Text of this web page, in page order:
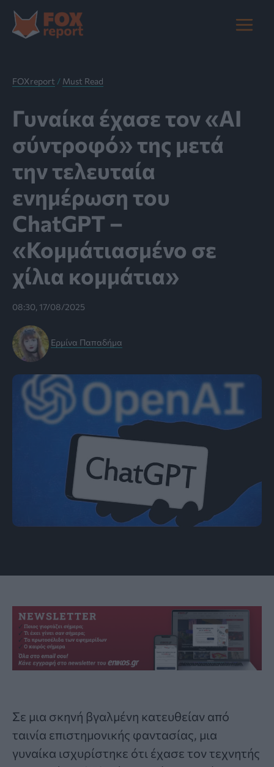
στο
περιεχόμενο
Main
FOXreport / Must Read
Γυναίκα έχασε τον «AI
σύντροφό» της μετά
την τελευταία
ενημέρωση του
ChatGPT –
«Κομμάτιασμένο σε
χίλια κομμάτια»
08:30, 17/08/2025
Ερμίνα Παπαδήμα
Σε μια σκηνή βγαλμένη κατευθείαν από
ταινία επιστημονικής φαντασίας, μια
γυναίκα ισχυρίστηκε ότι έχασε τον τεχνητής